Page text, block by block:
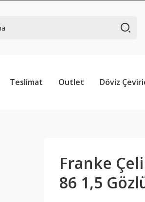
Teslimat Outlet Döviz
Franke
86 1,5